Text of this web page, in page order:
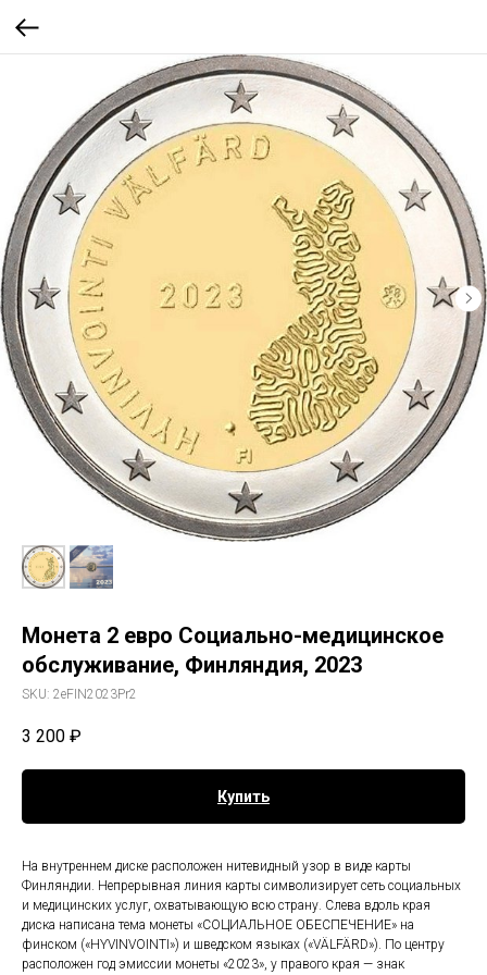
Монета 2 евро Социально-медицинское
обслуживание, Финляндия, 2023
SKU: 2eFIN2023Pr2
3 200 ₽
Купить
На внутреннем диске расположен нитевидный узор в виде карты
Финляндии. Непрерывная линия карты символизирует сеть социальных
и медицинских услуг, охватывающую всю страну. Слева вдоль края
диска написана тема монеты «СОЦИАЛЬНОЕ ОБЕСПЕЧЕНИЕ» на
финском («HYVINVOINTI») и шведском языках («VÄLFÄRD»). По центру
расположен год эмиссии монеты «2023», у правого края — знак